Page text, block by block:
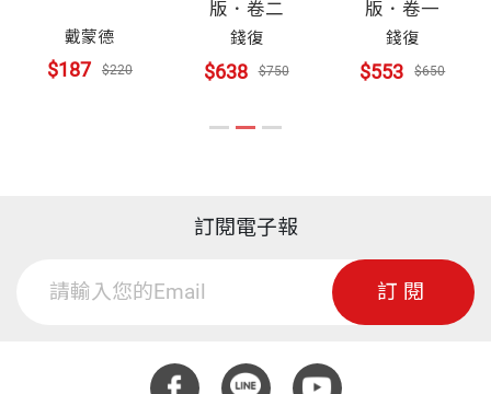
健發展，是台灣當代外交史中重要的關鍵人物。
崇敬專業專精的精神，日久發展成大和民族文化的精
髓。二戰後日本能迅速復興，依我淺見，全拜專業專
精文化所賜。因此，我認為，院長的外交專業與專
出版者的話 為歷史留下紀錄――出版文集、傳記、
第一章 接任外交部政務次長
第二章 《台灣關係法》下的中美關係
第三章 拓展東南亞國家關係
第五章 初訪中美洲
戴蒙德
$187 $220
版．卷二
錢復
$638 $750
版．卷一
錢復
$553 $650
訂閱電子報
訂閱